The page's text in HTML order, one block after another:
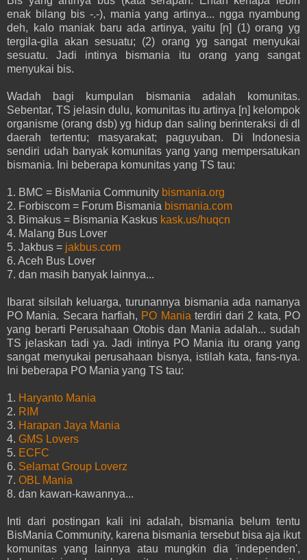
enak bilang bis -.-), mania yang artinya... ngga nyambung
deh, kalo maniak baru ada artinya, yaitu [n] (1) orang yg
tergila-gila akan sesuatu; (2) orang yg sangat menyukai
sesuatu. Jadi intinya bismania itu orang yang sangat
menyukai bis.
Wadah bagi kumpulan bismania adalah komunitas.
Sebentar, TS jelasin dulu, komunitas itu artinya [n] kelompok
organisme (orang dsb) yg hidup dan saling berinteraksi di dl
daerah tertentu; masyarakat; paguyuban. Di Indonesia
sendiri udah banyak komunitas yang yang mempersatukan
bismania. Ini beberapa komunitas yang TS tau:
1. BMC = BisMania Community bismania.org
2. Forbiscom = Forum Bismania bismania.com
3. Bimakus = Bismania Kaskus kask.us/huqcn
4. Malang Bus Lover
5. Jakbus = jakbus.com
6. Aceh Bus Lover
7. dan masih banyak lainnya...
Ibarat silsilah keluarga, turunannya bismania ada namanya
PO Mania. Secara harfiah, PO Mania terdiri dari 2 kata, PO
yang berarti Perusahaan Otobis dan Mania adalah... sudah
TS jelaskan tadi ya. Jadi intinya PO Mania itu orang yang
sangat menyukai perusahaan bisnya, istilah kata, fans-nya.
Ini beberapa PO Mania yang TS tau:
1. Haryanto Mania
2. RIM
3. Harapan Jaya Mania
4. GMS Lovers
5. ECFC
6. Selamat Group Loverz
7. OBL Mania
8. dan kawan-kawannya...
Inti dari postingan kali ini adalah, bismania belum tentu
BisMania Community, karena bismania tersebut bisa aja ikut
komunitas yang lainnya atau mungkin dia 'independen',